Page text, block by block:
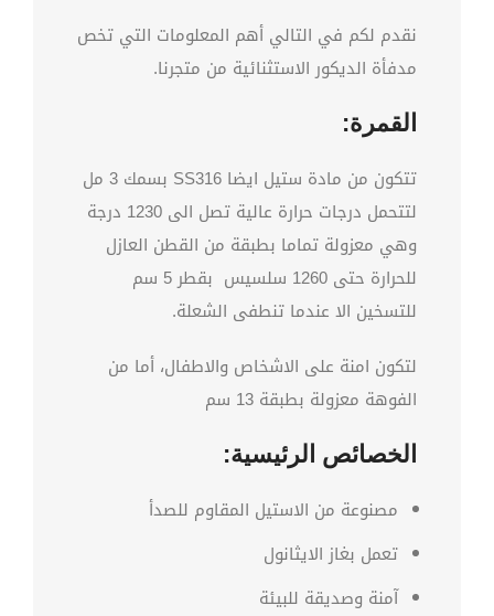
نقدم لكم في التالي أهم المعلومات التي تخص
مدفأة الديكور الاستثنائية من متجرنا.
القمرة:
تتكون من مادة ستيل ايضا SS316 بسمك 3 مل
لتتحمل درجات حرارة عالية تصل الى 1230 درجة
وهي معزولة تماما بطبقة من القطن العازل
للحرارة حتى 1260 سلسيس بقطر 5 سم
للتسخين الا عندما تنطفى الشعلة.
لتكون امنة على الاشخاص والاطفال، أما من
الفوهة معزولة بطبقة 13 سم
الخصائص الرئيسية:
مصنوعة من الاستيل المقاوم للصدأ
تعمل بغاز الايثانول
آمنة وصديقة للبيئة